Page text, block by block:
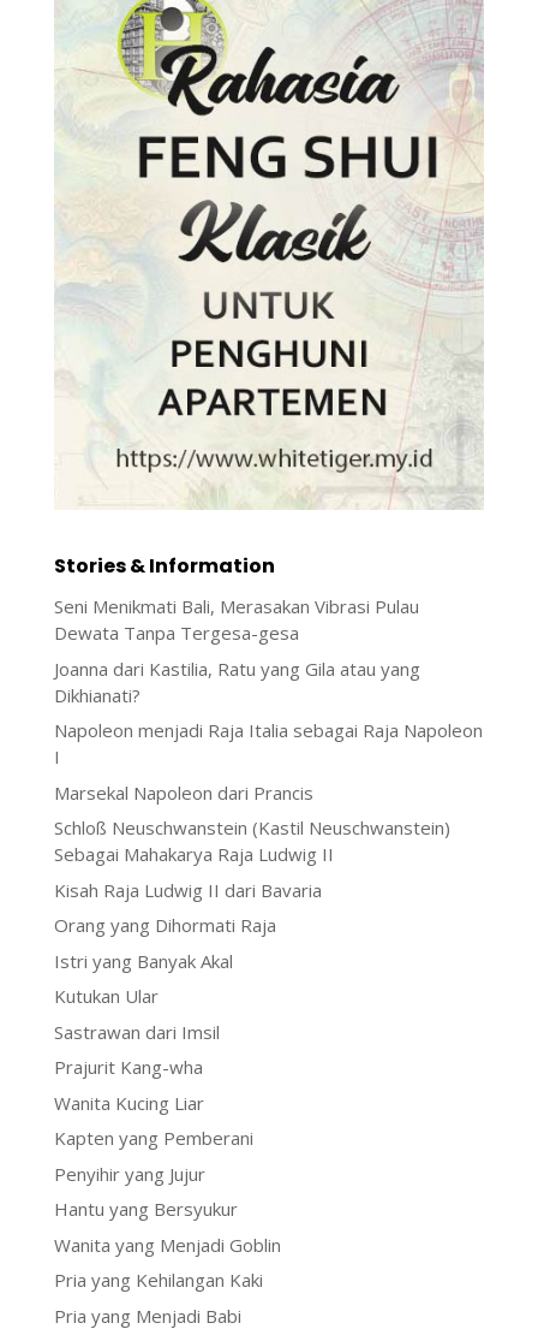
Stories & Information
Seni Menikmati Bali, Merasakan Vibrasi Pulau
Dewata Tanpa Tergesa-gesa
Joanna dari Kastilia, Ratu yang Gila atau yang
Dikhianati?
Napoleon menjadi Raja Italia sebagai Raja Napoleon
I
Marsekal Napoleon dari Prancis
Schloß Neuschwanstein (Kastil Neuschwanstein)
Sebagai Mahakarya Raja Ludwig II
Kisah Raja Ludwig II dari Bavaria
Orang yang Dihormati Raja
Istri yang Banyak Akal
Kutukan Ular
Sastrawan dari Imsil
Prajurit Kang-wha
Wanita Kucing Liar
Kapten yang Pemberani
Penyihir yang Jujur
Hantu yang Bersyukur
Wanita yang Menjadi Goblin
Pria yang Kehilangan Kaki
Pria yang Menjadi Babi